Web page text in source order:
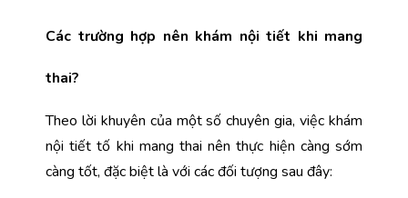
Các trường hợp nên khám nội tiết khi mang
thai?
Theo lời khuyên của một số chuyên gia, việc khám
nội tiết tố khi mang thai nên thực hiện càng sớm
càng tốt, đặc biệt là với các đối tượng sau đây: